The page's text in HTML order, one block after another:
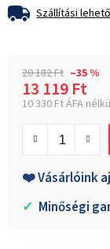
Szállítási
20 182 Ft –35 %
13 119 Ft
10 330 Ft ÁFA
❤️ Vásárlóink
✓ Minőségi